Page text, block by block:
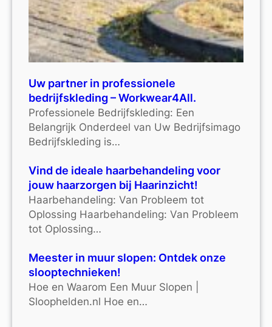
Uw partner in professionele
bedrijfskleding – Workwear4All.
Professionele Bedrijfskleding: Een
Belangrijk Onderdeel van Uw Bedrijfsimago
Bedrijfskleding is…
Vind de ideale haarbehandeling voor
jouw haarzorgen bij Haarinzicht!
Haarbehandeling: Van Probleem tot
Oplossing Haarbehandeling: Van Probleem
tot Oplossing…
Meester in muur slopen: Ontdek onze
slooptechnieken!
Hoe en Waarom Een Muur Slopen |
Sloophelden.nl Hoe en…